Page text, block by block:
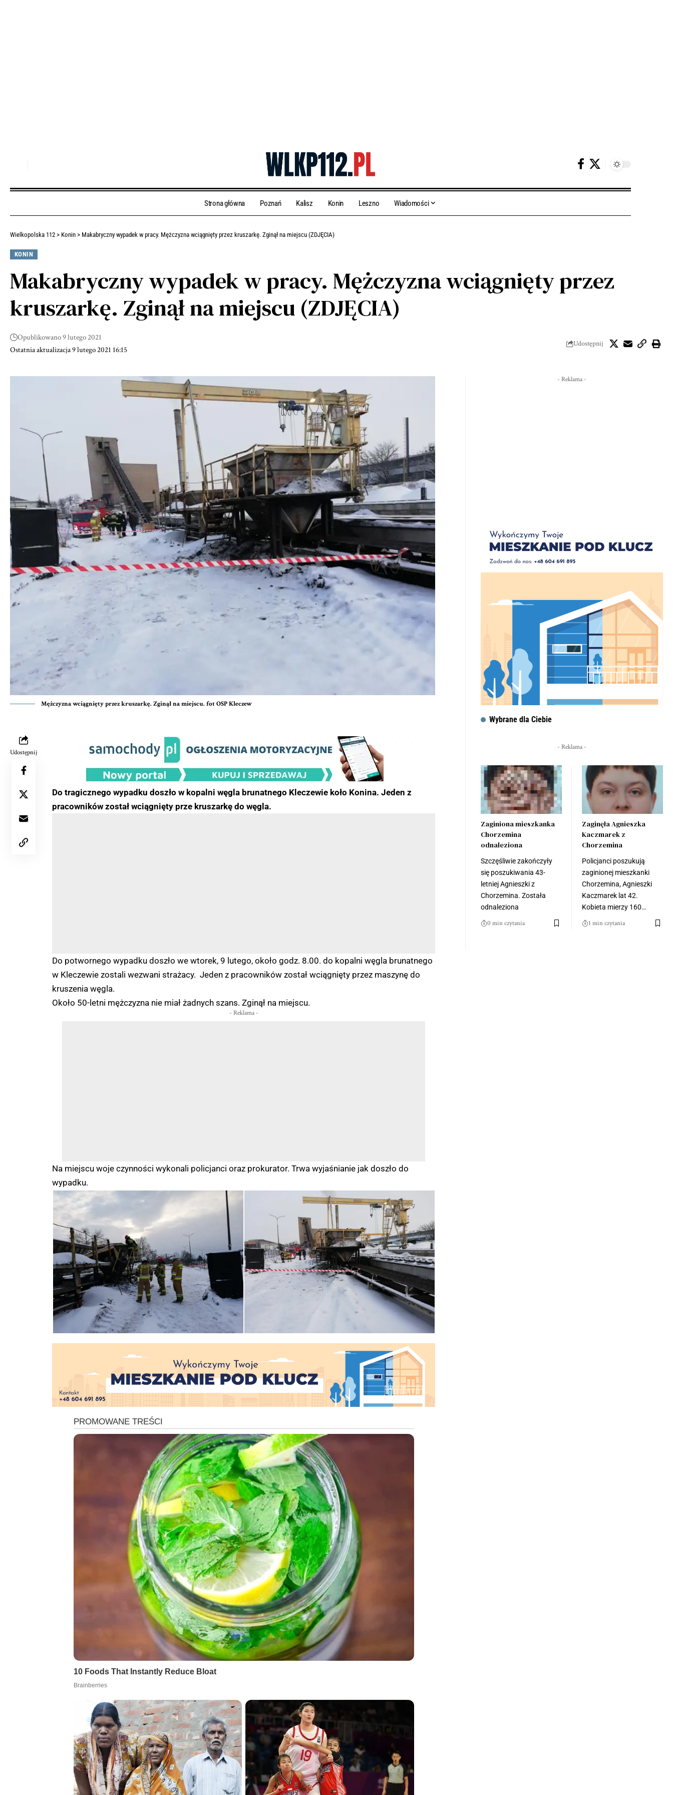
Strona główna Poznań Kalisz Konin Leszno Wiadomości
Wielkopolska 112 > Konin > Makabryczny wypadek w pracy. Mężczyzna wciągnięty przez kruszarkę. Zginął na miejscu (ZDJĘCIA)
KONIN
Makabryczny wypadek w pracy. Mężczyzna wciągnięty przez
kruszarkę. Zginął na miejscu (ZDJĘCIA)
Ostatnia aktualizacja 9 lutego 2021 16:15
Opublikowano 9 lutego 2021
Udostępnij
Mężczyzna wciągnięty przez kruszarkę. Zginął na miejscu. fot OSP Kleczew
Udostępnij
Do tragicznego wypadku doszło w kopalni węgla brunatnego Kleczewie koło Konina. Jeden z
pracowników został wciągnięty prze kruszarkę do węgla.
Do potwornego wypadku doszło we wtorek, 9 lutego, około godz. 8.00. do kopalni węgla brunatnego
w Kleczewie zostali wezwani strażacy. Jeden z pracowników został wciągnięty przez maszynę do
kruszenia węgla.
Około 50-letni mężczyzna nie miał żadnych szans. Zginął na miejscu.
- Reklama -
Na miejscu woje czynności wykonali policjanci oraz prokurator. Trwa wyjaśnianie jak doszło do
wypadku.
- Reklama -
Wybrane dla Ciebie
- Reklama -
Zaginiona mieszkanka
Chorzemina
odnaleziona
Szczęśliwie zakończyły
się poszukiwania 43-
letniej Agnieszki z
Chorzemina. Została
odnaleziona
0 min czytania
Zaginęła Agnieszka
Kaczmarek z
Chorzemina
Policjanci poszukują
zaginionej mieszkanki
Chorzemina, Agnieszki
Kaczmarek lat 42.
Kobieta mierzy 160…
1 min czytania